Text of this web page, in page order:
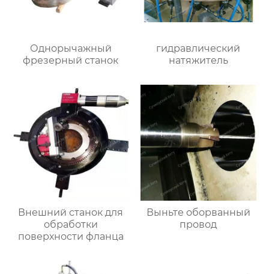
Однорычажный
фрезерный станок
гидравлический
натяжитель
Внешний станок для
обработки
поверхности фланца
Выньте оборванный
провод